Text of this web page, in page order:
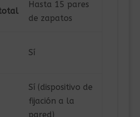
Hasta 15 pares
de zapatos
Sí
Sí (dispositivo de
fijación a la
pared)